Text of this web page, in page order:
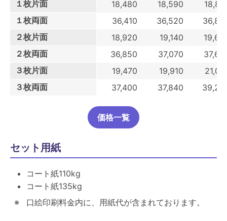
１枚片面
18,480 18,590
１枚両面
36,410 36,520
２枚片面
18,920 19,140
２枚両面
36,850 37,070
３枚片面
19,470 19,910
３枚両面
37,400 37,840
価格一覧
セット用紙
コート紙110kg
コート紙135kg
口絵印刷料金内に、用紙代が含まれております。